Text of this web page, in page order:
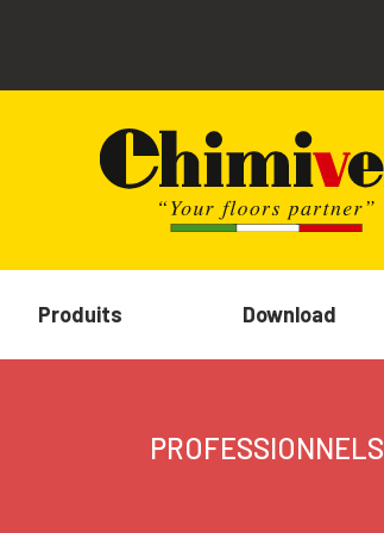
Produits Download
PROFESSIONNELS